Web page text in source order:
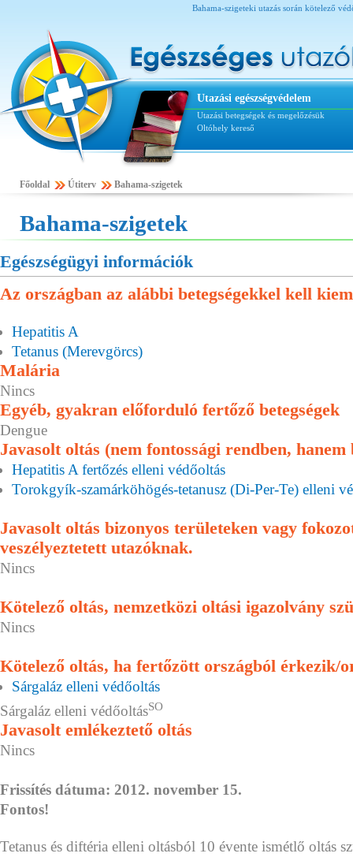
Bahama-szigeteki utazás során kötelező
Utazási egészségvédelem
Utazási betegségek és megelőzésük
Oltóhely kereső
Főoldal Útiterv Bahama-szigetek
Bahama-szigetek
Egészségügyi információk
Az országban az alábbi betegségekkel kell
Hepatitis A
Tetanus (Merevgörcs)
Malária
Nincs
Egyéb, gyakran előforduló fertőző betegségek
Dengue
Javasolt oltás (nem fontossági rendben, hanem
Hepatitis A fertőzés elleni védőoltás
Torokgyík-szamárköhögés-tetanusz (Di-Per-Te) elleni
Javasolt oltás bizonyos területeken vagy
veszélyeztetett utazóknak.
Nincs
Kötelező oltás, nemzetközi oltási igazolvány
Nincs
Kötelező oltás, ha fertőzött országból érkezik/
Sárgaláz elleni védőoltás
Sárgaláz elleni védőoltásSO
Javasolt emlékeztető oltás
Nincs
Frissítés dátuma: 2012. november 15.
Fontos!
Tetanus és diftéria elleni oltásból 10 évente ismétlő oltás